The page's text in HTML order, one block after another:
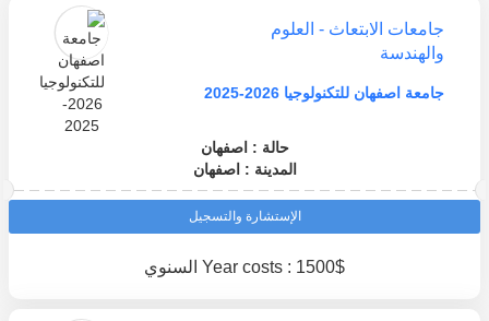
جامعات الابتعاث - العلوم
والهندسة
جامعة اصفهان للتكنولوجيا 2026-2025
حالة : اصفهان
المدينة : اصفهان
الإستشارة والتسجيل
Year costs : 1500$ السنوي